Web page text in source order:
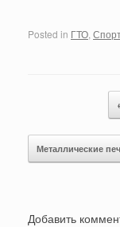
Posted in ГТО
Металлические
Добавить